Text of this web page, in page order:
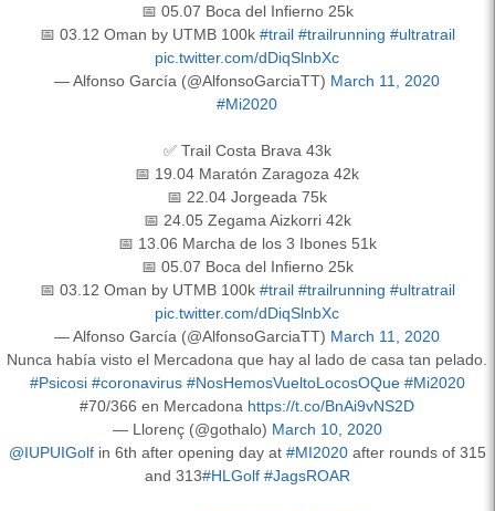
📅 05.07 Boca del Infierno 25k
📅 03.12 Oman by UTMB 100k #trail #trailrunning #ultratrail
pic.twitter.com/dDiqSlnbXc
— Alfonso García (@AlfonsoGarciaTT) March 11, 2020
#Mi2020
✅ Trail Costa Brava 43k
📅 19.04 Maratón Zaragoza 42k
📅 22.04 Jorgeada 75k
📅 24.05 Zegama Aizkorri 42k
📅 13.06 Marcha de los 3 Ibones 51k
📅 05.07 Boca del Infierno 25k
📅 03.12 Oman by UTMB 100k #trail #trailrunning #ultratrail
pic.twitter.com/dDiqSlnbXc
— Alfonso García (@AlfonsoGarciaTT) March 11, 2020
Nunca había visto el Mercadona que hay al lado de casa tan pelado.
#Psicosi #coronavirus #NosHemosVueltoLocosOQue #Mi2020
#70/366 en Mercadona https://t.co/BnAi9vNS2D
— Llorenç (@gothalo) March 10, 2020
@IUPUIGolfin 6th after opening day at #MI2020after rounds of 315
and 313#HLGolf #JagsROAR